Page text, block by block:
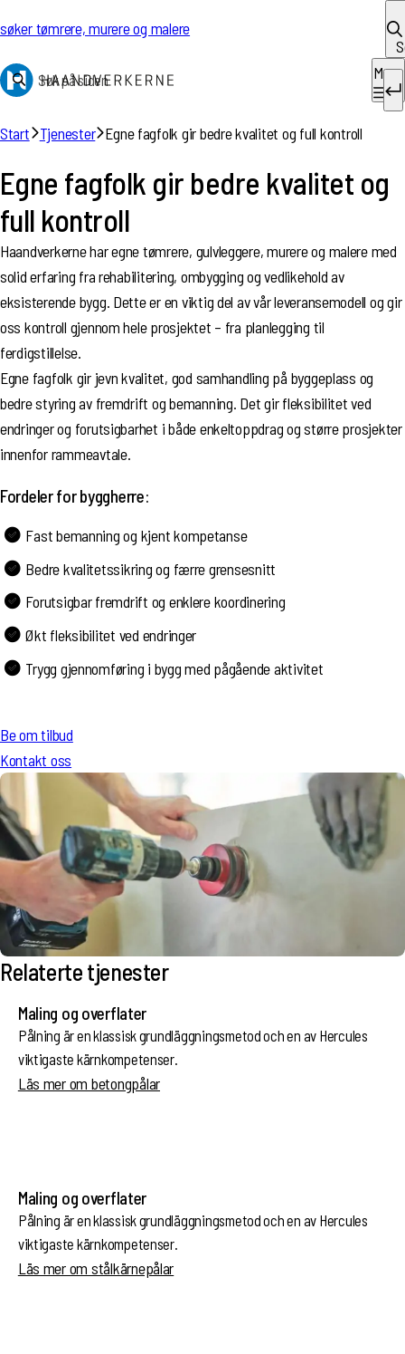
tømrere, murere og malere
Meny
Søk etter:
Start Tjenester Egne fagfolk gir bedre kvalitet og full kontroll
Egne fagfolk gir bedre kvalitet og
full kontroll
Haandverkerne har egne tømrere, gulvleggere, murere og malere med
solid erfaring fra rehabilitering, ombygging og vedlikehold av
eksisterende bygg. Dette er en viktig del av vår leveransemodell og gir
oss kontroll gjennom hele prosjektet – fra planlegging til
ferdigstillelse.
Egne fagfolk gir jevn kvalitet, god samhandling på byggeplass og
bedre styring av fremdrift og bemanning. Det gir fleksibilitet ved
endringer og forutsigbarhet i både enkeltoppdrag og større prosjekter
innenfor rammeavtale.
Fordeler for byggherre:
Fast bemanning og kjent kompetanse
Bedre kvalitetssikring og færre grensesnitt
Forutsigbar fremdrift og enklere koordinering
Økt fleksibilitet ved endringer
Trygg gjennomføring i bygg med pågående aktivitet
Be om tilbud
Kontakt oss
Relaterte tjenester
Maling og overflater
Pålning är en klassisk grundläggningsmetod och en av Hercules
viktigaste kärnkompetenser.
Läs mer om betongpålar
Maling og overflater
Pålning är en klassisk grundläggningsmetod och en av Hercules
viktigaste kärnkompetenser.
Läs mer om stålkärnepålar